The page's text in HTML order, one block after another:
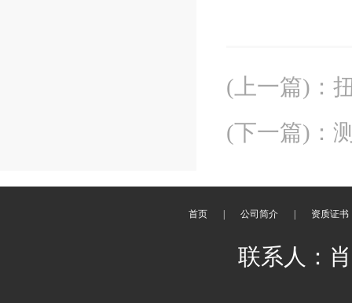
(上一篇) ：
(下一篇) ：
首页 公司简介 资质证书
联系人：